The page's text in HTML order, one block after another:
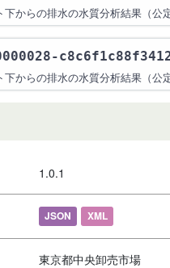
からの排水の水質分析結果（公
からの排水の水質分析結果（公
1.0.1
JSON XML
東京都中央卸売市場